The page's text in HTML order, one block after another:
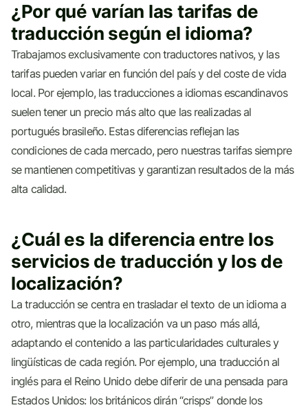
¿Por qué varían las tarifas de
traducción según el idioma?
Trabajamos exclusivamente con traductores nativos, y las
tarifas pueden variar en función del país y del coste de vida
local. Por ejemplo, las traducciones a idiomas escandinavos
suelen tener un precio más alto que las realizadas al
portugués brasileño. Estas diferencias reflejan las
condiciones de cada mercado, pero nuestras tarifas siempre
se mantienen competitivas y garantizan resultados de la más
alta calidad.
¿Cuál es la diferencia entre los
servicios de traducción y los de
localización?
La traducción se centra en trasladar el texto de un idioma a
otro, mientras que la localización va un paso más allá,
adaptando el contenido a las particularidades culturales y
lingüísticas de cada región. Por ejemplo, una traducción al
inglés para el Reino Unido debe diferir de una pensada para
Estados Unidos: los británicos dirán “crisps” donde los